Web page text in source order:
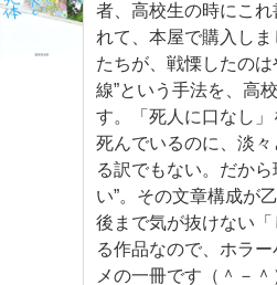
者、高校生の時にこ
れて、本屋で購入し
たちが、戦慄したのは
線”という手法を、高
す。「死人に口なし
死んでいるのに、淡
る訳でもない。だか
い”。その文章構成が
後まで気が抜けない
る作品なので、ホラ
メの一冊です（＾－＾